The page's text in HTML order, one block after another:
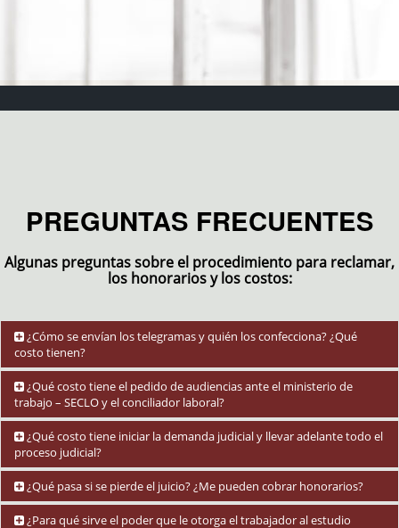
PREGUNTAS FRECUENTES
Algunas preguntas sobre el procedimiento para reclamar,
los honorarios y los costos:
¿Cómo se envían los telegramas y quién los confecciona? ¿Qué
costo tienen?
Los telegramas los envía el trabajador personalmente, y los
confeccionamos nosotros. No tienen costo alguno, ya que la empresa
CORREO OFICIAL –ex CORREO ARGENTINO- por ley dispone la
gratuidad del telegrama para el trabajador exclusivamente. Nosotros
se lo preparamos, se lo imprimimos, y Ud. lo envía por una Sucursal
de Correo Oficial con su D.N.I.
¿Qué costo tiene el pedido de audiencias ante el ministerio de
trabajo – SECLO y el conciliador laboral?
Ningún costo. El pedido de audiencia y su tramitación es gratuito. Y en
caso de llegarse a un acuerdo, el costo de los honorarios del
conciliador laboral dependiente del Ministerio de Trabajo es abonado
por la empresa o por la A.R.T. reclamada.
¿Qué costo tiene iniciar la demanda judicial y llevar adelante todo el
proceso judicial?
No tiene ningún costo inicial. Nuestros honorarios son a resultado. Es
decir, se le cobra un porcentaje de las sumas que Ud. perciba, a través
de nuestra labor y representación. Cuanto más exitosa es nuestra
¿Qué pasa si se pierde el juicio? ¿Me pueden cobrar honorarios?
Solamente le podrían cobrar honorarios, en caso de que se impongan
¿Para qué sirve el poder que le otorga el trabajador al estudio